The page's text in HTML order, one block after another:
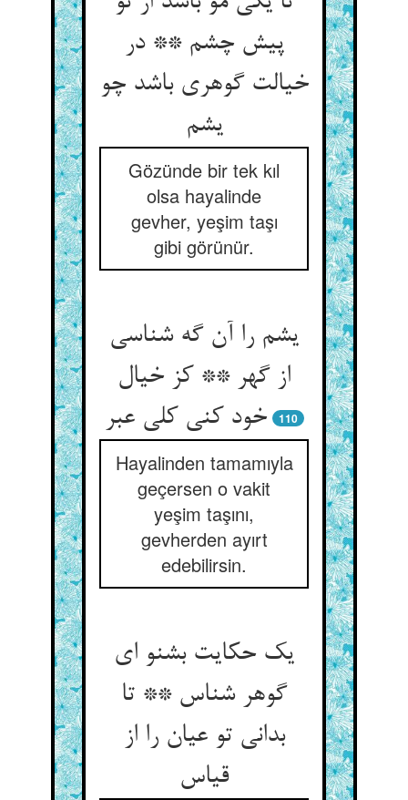
پیش چشم ** در
خیالت گوهری باشد چو
یشم‏
Gözünde bir tek kıl
olsa hayalinde
gevher, yeşim taşı
gibi görünür.
یشم را آن گه شناسی
از گهر ** کز خیال
خود کنی کلی عبر
110
Hayalinden tamamıyla
geçersen o vakit
yeşim taşını,
gevherden ayırt
edebilirsin.
یک حکایت بشنو ای
گوهر شناس ** تا
بدانی تو عیان را از
قیاس‏